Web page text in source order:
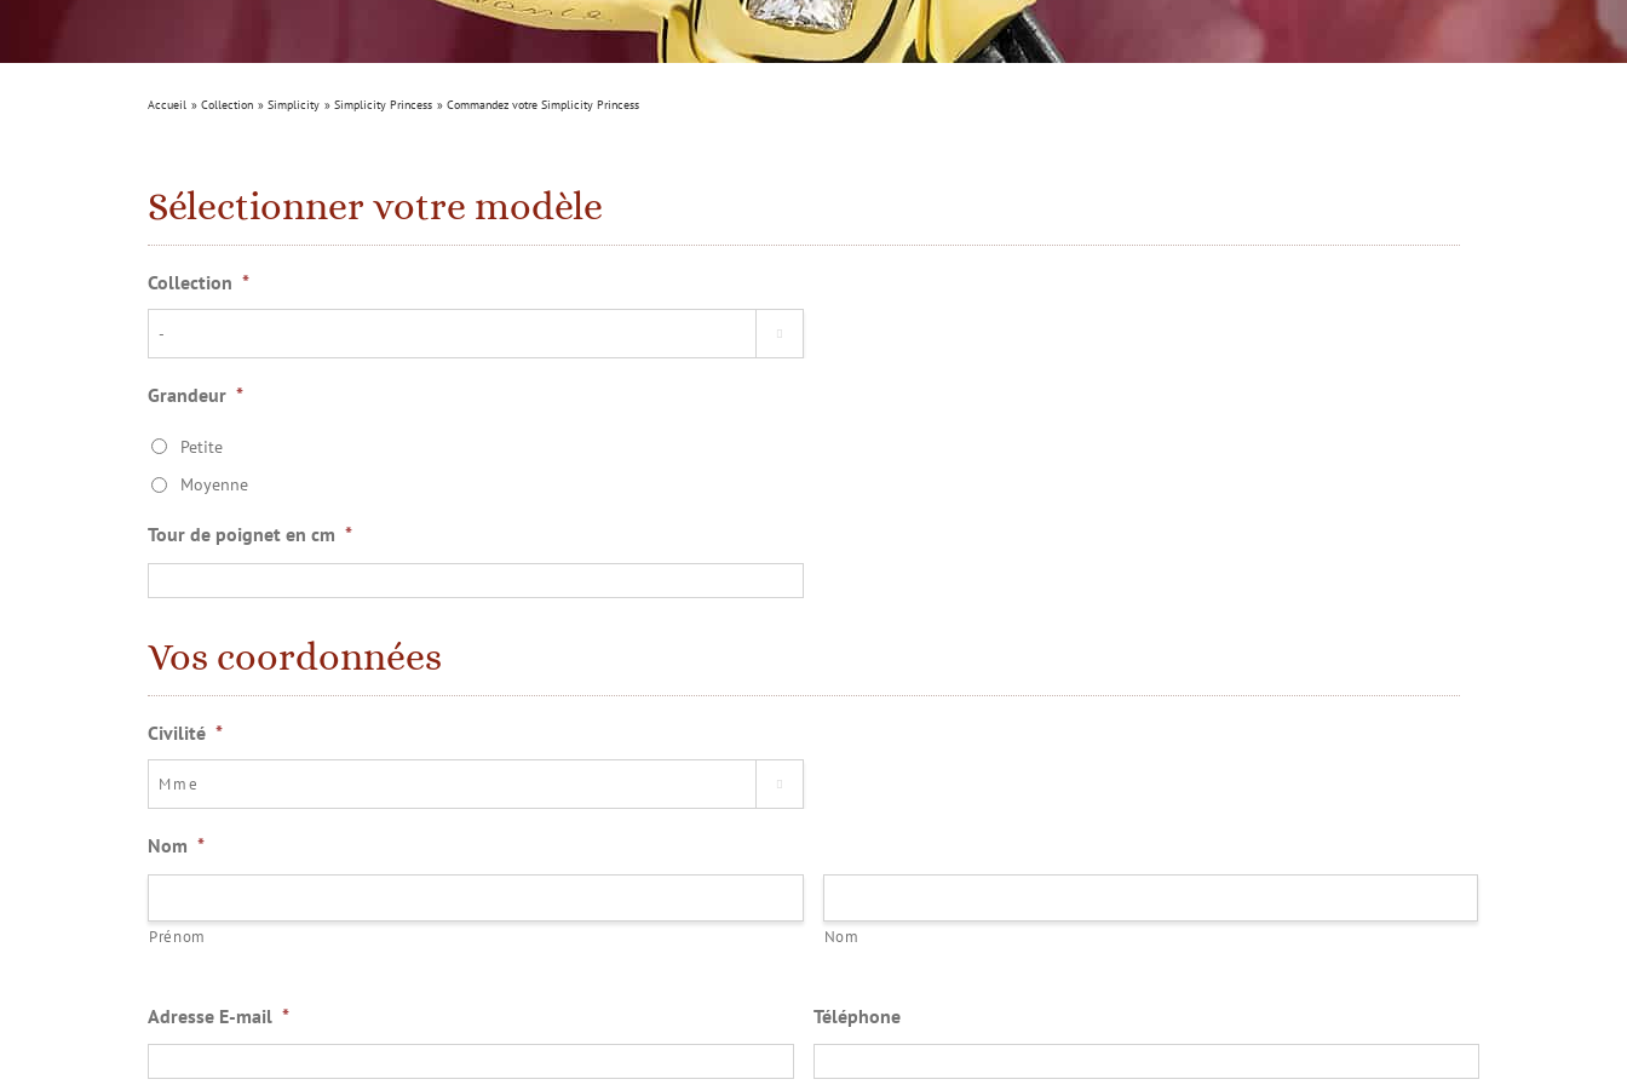
Accueil Collection Simplicity Simplicity Princess Commandez votre Simplicity Princess
Sélectionner votre modèle
Collection *

Grandeur *
Petite
Moyenne
Tour de poignet en cm *
Vos coordonnées
Civilité *

Nom *
Prénom Nom
Adresse E-mail * Téléphone